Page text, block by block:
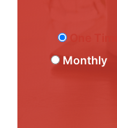
Monthly